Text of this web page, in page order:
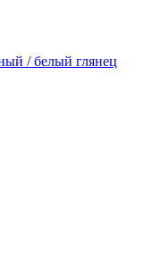
/ белый глянец